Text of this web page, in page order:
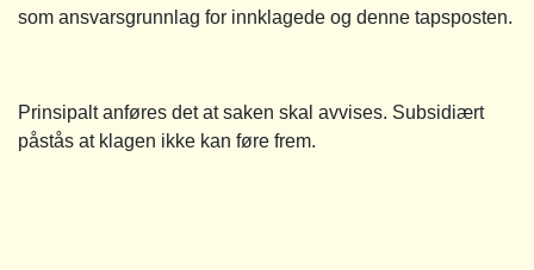
som ansvarsgrunnlag for innklagede og denne tapsposten.
Prinsipalt anføres det at saken skal avvises. Subsidiært
påstås at klagen ikke kan føre frem.